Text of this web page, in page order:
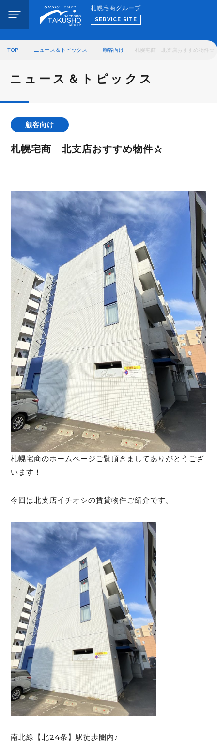
札幌宅商グループ
SERVICE SITE
ニュース＆トピックス
TOP ニュース＆トピックス 顧客向け 札幌宅商 北支店おすすめ物件☆
顧客向け
札幌宅商 北支店おすすめ物件☆
札幌宅商のホームページご覧頂きましてありがとうござ
います！
今回は北支店イチオシの賃貸物件ご紹介です。
南北線【北24条】駅徒歩圏内♪